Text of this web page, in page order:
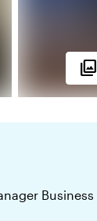
photo_library
Business